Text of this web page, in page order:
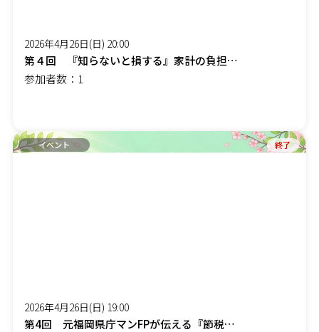
2026年4月26日(日) 20:00
第４回 『知らないと損する』家計の負担を減らす「賢約(けんやく)サポート」オンラインセミナー
参加者数：1
イベント 終了
2026年4月26日(日) 19:00
第4回 元福岡県庁マンFPが伝える『節税しながら社長の手取りを増やす』オンラインセミナー